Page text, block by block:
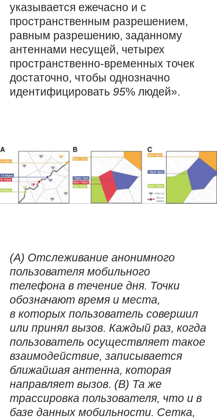
указывается ежечасно и с
пространственным разрешением,
равным разрешению, заданному
антеннами несущей, четырех
пространственно-временных точек
достаточно, чтобы однозначно
идентифицировать 95% людей».
(А) Отслеживание анонимного
пользователя мобильного
телефона в течение дня. Точки
обозначают время и места,
в которых пользователь совершил
или принял вызов. Каждый раз, когда
пользователь осуществляет такое
взаимодействие, записывается
ближайшая антенна, которая
направляет вызов. (B) Та же
трассировка пользователя, что и в
базе данных мобильности. Сетка,